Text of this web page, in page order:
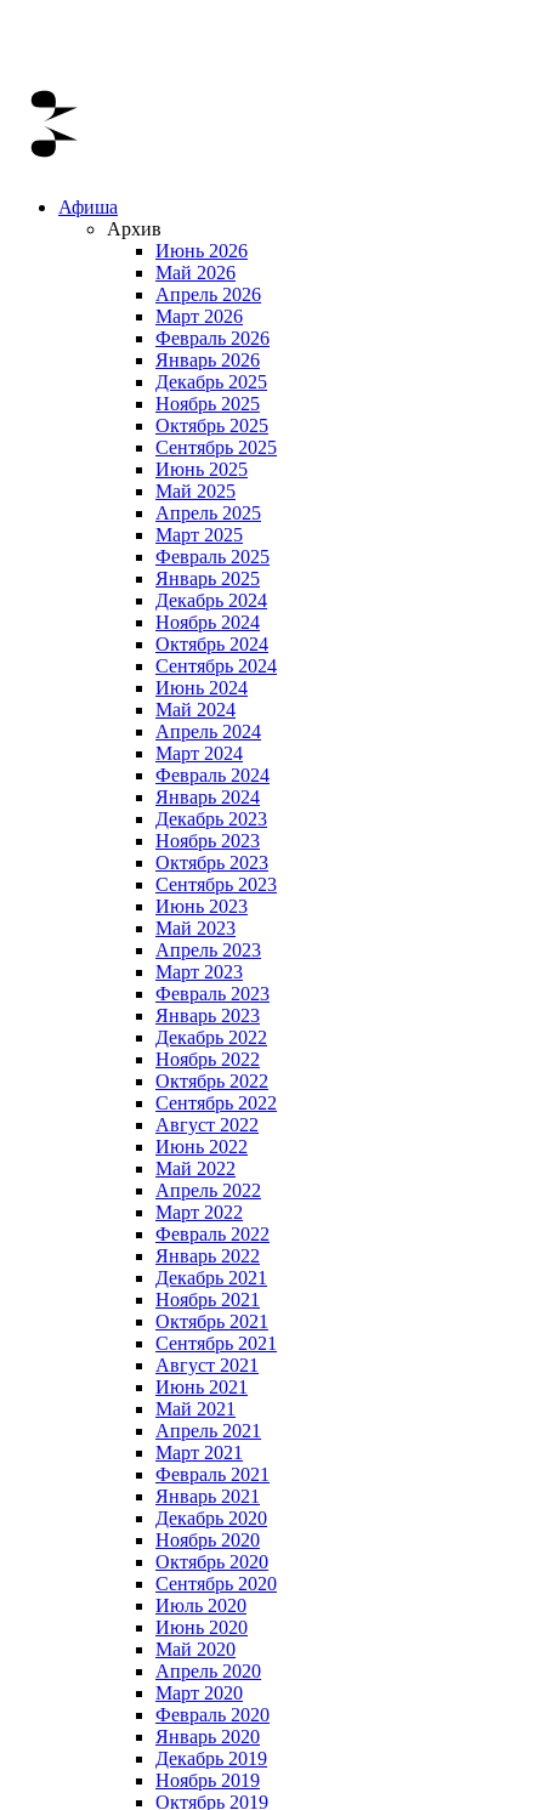
Афиша
Архив
Июнь 2026
Май 2026
Апрель 2026
Март 2026
Февраль 2026
Январь 2026
Декабрь 2025
Ноябрь 2025
Октябрь 2025
Сентябрь 2025
Июнь 2025
Май 2025
Апрель 2025
Март 2025
Февраль 2025
Январь 2025
Декабрь 2024
Ноябрь 2024
Октябрь 2024
Сентябрь 2024
Июнь 2024
Май 2024
Апрель 2024
Март 2024
Февраль 2024
Январь 2024
Декабрь 2023
Ноябрь 2023
Октябрь 2023
Сентябрь 2023
Июнь 2023
Май 2023
Апрель 2023
Март 2023
Февраль 2023
Январь 2023
Декабрь 2022
Ноябрь 2022
Октябрь 2022
Сентябрь 2022
Август 2022
Июнь 2022
Май 2022
Апрель 2022
Март 2022
Февраль 2022
Январь 2022
Декабрь 2021
Ноябрь 2021
Октябрь 2021
Сентябрь 2021
Август 2021
Июнь 2021
Май 2021
Апрель 2021
Март 2021
Февраль 2021
Январь 2021
Декабрь 2020
Ноябрь 2020
Октябрь 2020
Сентябрь 2020
Июль 2020
Июнь 2020
Май 2020
Апрель 2020
Март 2020
Февраль 2020
Январь 2020
Декабрь 2019
Ноябрь 2019
Октябрь 2019